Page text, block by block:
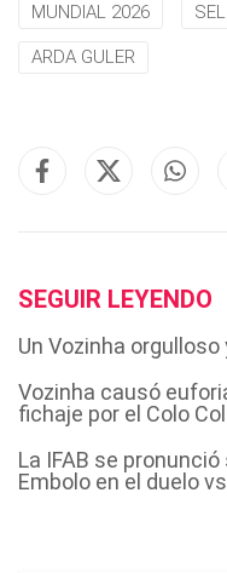
MUNDIAL 2026
ARDA GULER
SEGUIR LEYENDO
Un Vozinha
Vozinha causó
fichaje por el Colo
La IFAB se
Embolo en el duelo